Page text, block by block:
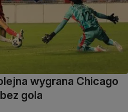
wygrana Chicago
gola